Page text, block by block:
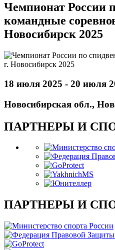
Чемпионат России
командные
Новосибирск 2025
18 июля 2025 - 20 июля
Новосибирская обл.,
ПАРТНЕРЫ И
ПАРТНЕРЫ И